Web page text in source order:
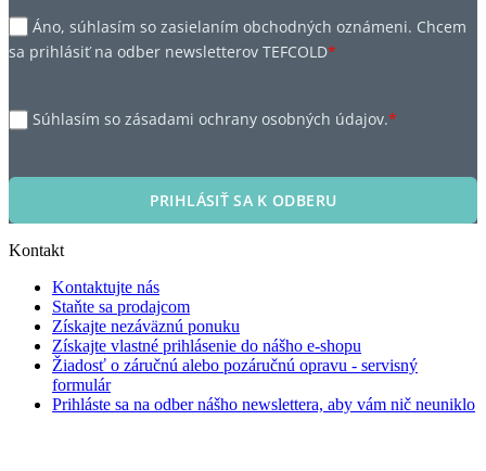
Áno, súhlasím so zasielaním obchodných oznámeni. Chcem
sa prihlásiť na odber newsletterov TEFCOLD*
Súhlasím so zásadami ochrany osobných údajov.*
PRIHLÁSIŤ SA K ODBERU
Kontakt
Kontaktujte nás
Staňte sa prodajcom
Získajte nezáväznú ponuku
Získajte vlastné prihlásenie do nášho e-shopu
Žiadosť o záručnú alebo pozáručnú opravu - servisný
formulár
Prihláste sa na odber nášho newslettera, aby vám nič neuniklo